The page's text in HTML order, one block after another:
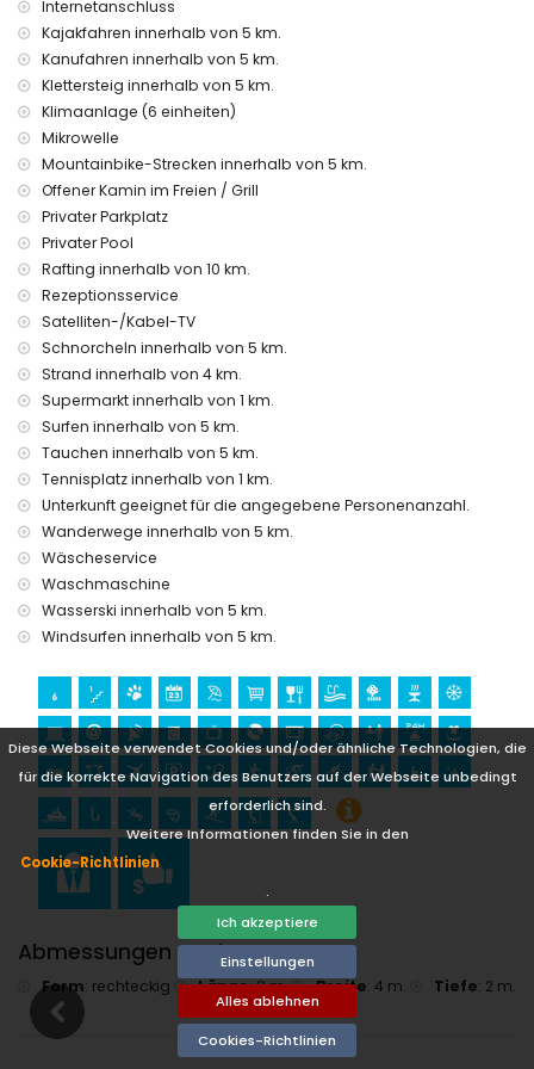
Diese Webseite verwendet Cookies und/oder ähnliche Technologien, die
für die korrekte Navigation des Benutzers auf der Webseite unbedingt
erforderlich sind.
Weitere Informationen finden Sie in den
Cookie-Richtlinien
.
Ich akzeptiere
Einstellungen
Alles ablehnen
Cookies-Richtlinien
Rezeptionsservice und 24-Stunden-Notdienst
Zentralheizung und Klimaanlage
Einrichtungen und Dienstleistungen gegen Aufpreis
Flughafentransfer
Wäscheservice
Zusatzbett und Kinderbetten/Kinderreisebetten (auf
Anfrage)
Unterhaltung und Freizeitaktivitäten für Ihren Urlaub in
Jávea, Costa Blanca
Kino, Theater, Promenade (Paseo El Arenal und Jávea)
(innerhalb von 5 Kilometern vom Haus)
Sehenswürdigkeiten und Kultur in Jávea, Costa Blanca
Museum (Histórico de Jávea, Jávea), Kirche (Virgen de
Loreto, Puerto, Jávea), Denkmal (Pueblo de Jávea, Jávea),
architektonisches Gebäude (Histórico de Jávea, Jávea),
historischer Ort (Pueblo de Jávea und Jávea) (innerhalb
von 5 Kilometern von der Unterkunft)
Ruine (Molinos de Viento und Jávea) (innerhalb von 10
Kilometern von der Unterkunft)
Burg (Portal de la Vila und Denia) (innerhalb von 25
Kilometern von der Unterkunft)
Sport
Tennis (innerhalb von 1000 Metern von der Villa)
Wandern, Mountainbiken, Radfahren, Klettern, Kanufahren,
Windsurfen und Wasserski (innerhalb von 5 Kilometern von
der Villa)
Golf (Golf Club Jávea), Reiten und Rafting (innerhalb von 10
Kilometern von der Villa)
Internetanschluss
Kajakfahren innerhalb von 5 km.
Kanufahren innerhalb von 5 km.
Klettersteig innerhalb von 5 km.
Klimaanlage (6 einheiten)
Mikrowelle
Mountainbike-Strecken innerhalb von 5 km.
Offener Kamin im Freien / Grill
Privater Parkplatz
Privater Pool
Rafting innerhalb von 10 km.
Rezeptionsservice
Satelliten-/Kabel-TV
Schnorcheln innerhalb von 5 km.
Strand innerhalb von 4 km.
Supermarkt innerhalb von 1 km.
Surfen innerhalb von 5 km.
Tauchen innerhalb von 5 km.
Tennisplatz innerhalb von 1 km.
Unterkunft geeignet für die angegebene Personenanzahl.
Wanderwege innerhalb von 5 km.
Wäscheservice
Waschmaschine
Wasserski innerhalb von 5 km.
Windsurfen innerhalb von 5 km.
Abmessungen Pool
Form: rechteckig Länge:8 m. Breite: 4 m. Tiefe: 2 m.